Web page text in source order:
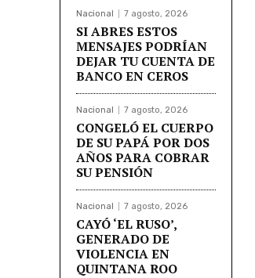
Nacional 7 agosto, 2026
SI ABRES ESTOS
MENSAJES PODRÍAN
DEJAR TU CUENTA DE
BANCO EN CEROS
Nacional 7 agosto, 2026
CONGELÓ EL CUERPO
DE SU PAPÁ POR DOS
AÑOS PARA COBRAR
SU PENSIÓN
Nacional 7 agosto, 2026
CAYÓ ‘EL RUSO’,
GENERADO DE
VIOLENCIA EN
QUINTANA ROO